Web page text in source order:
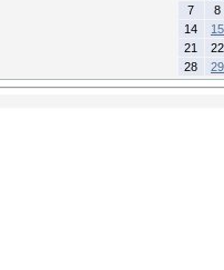
7
8
14
15
21
22
28
29